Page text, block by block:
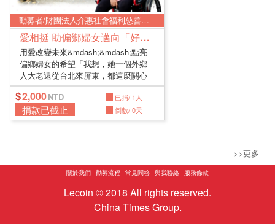
勸募者/財團法人介惠社會福利慈善基金會
愛相挺 助偏鄉婦女邁向「好」日子
用愛改變未來&mdash;&mdash;點亮
偏鄉婦女的希望「我想，她一個外鄉
人大老遠從台北來屏東，都這麼關心
我們...
2,000 已捐/ 1人
捐款已截止 倒數/ 0天
>>更多
關於我們 勸募流程 常見問答 與我聯絡 服務條款
Lecoin © 2018 All rights reserved.
China Times Group.